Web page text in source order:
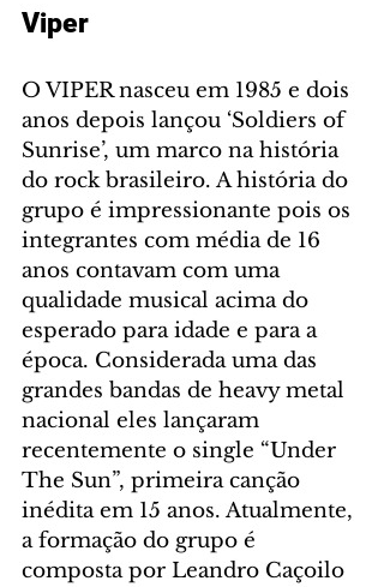
Viper
O VIPER nasceu em 1985 e dois
anos depois lançou ‘Soldiers of
Sunrise’, um marco na história
do rock brasileiro. A história do
grupo é impressionante pois os
integrantes com média de 16
anos contavam com uma
qualidade musical acima do
esperado para idade e para a
época. Considerada uma das
grandes bandas de heavy metal
nacional eles lançaram
recentemente o single “Under
The Sun”, primeira canção
inédita em 15 anos. Atualmente,
a formação do grupo é
composta por Leandro Caçoilo